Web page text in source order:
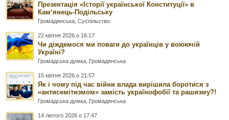
Презентація «Історії української Конституції» в
Камʼянець-Подільську
Громадянська ,Суспільство
22 квітня 2026 о 16:17
Чи діждемося ми поваги до українців у воюючій
Україні?
Громадська думка Громадянська
15 квітня 2026 о 21:57
Як і чому під час війни влада вирішила боротися з
«антисемітизмом» замість українофобії та рашизму?!
Громадська думка Громадянська
14 лютого 2026 о 17:47